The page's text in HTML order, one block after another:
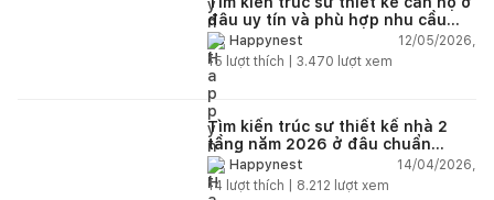
đâu uy tín và phù hợp nhu cầu
năm 2026?
Happynest
12/05/2026,
15 lượt thích | 3.470 lượt xem
Tìm kiến trúc sư thiết kế nhà 2
tầng năm 2026 ở đâu chuẩn
nhất?Happynest
14/04/2026,
14 lượt thích | 8.212 lượt xem